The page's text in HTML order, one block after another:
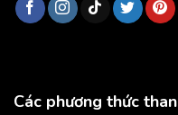
Các phương thức